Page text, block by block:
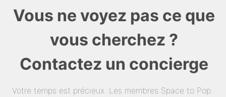
Vous ne voyez pas ce que
vous cherchez ?
Contactez un concierge
Votre temps est précieux. Les membres Space to Pop